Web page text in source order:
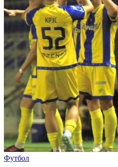
Футбол